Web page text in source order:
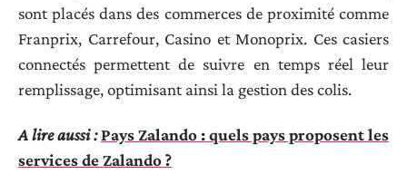
sont placés dans des commerces de proximité comme
Franprix, Carrefour, Casino et Monoprix. Ces casiers
connectés permettent de suivre en temps réel leur
remplissage, optimisant ainsi la gestion des colis.
A lire aussi :Pays Zalando : quels pays proposent les
services de Zalando ?